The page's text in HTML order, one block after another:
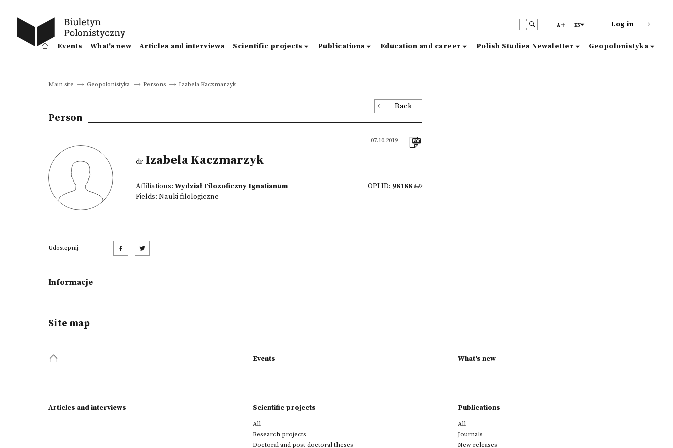
A EN Log in
Events What's new Articles and interviews Scientific projects Publications Education and career Polish Studies Newsletter Geopolonistyka
Main site Geopolonistyka Persons Izabela Kaczmarzyk
Back
Person
07.10.2019
drIzabela Kaczmarzyk
Affiliations: Wydział Filozoficzny Ignatianum
Fields: Nauki filologiczne
OPI ID: 98188
Udostępnij:
Informacje
Site map
Events What's new
Articles and interviews Scientific projects
All
Research projects
Doctoral and post-doctoral theses
Publications
All
Journals
New releases